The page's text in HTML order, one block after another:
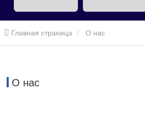
Главная страница О нас
О нас